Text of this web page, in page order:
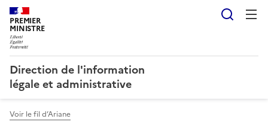
PREMIER
MINISTRE
Direction de l'information
légale et administrative
Voir le fil d’Ariane